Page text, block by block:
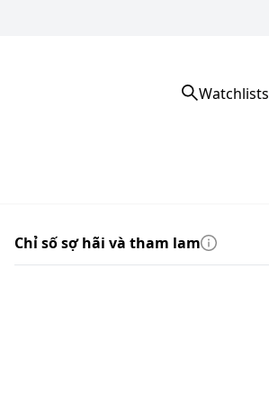
Watchlists
Chỉ số sợ hãi và tham lam